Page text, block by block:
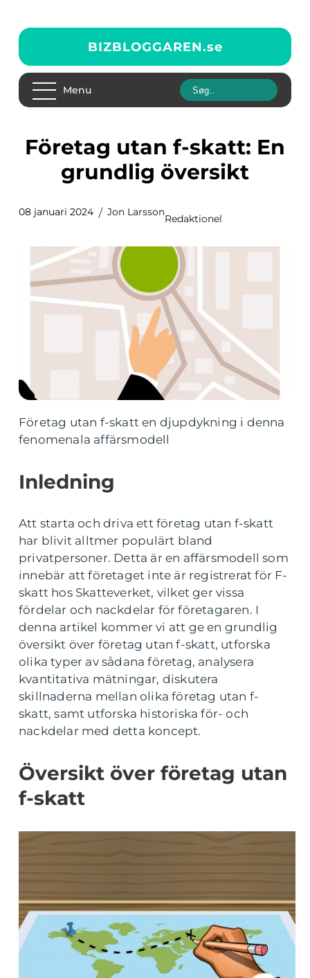
BIZBLOGGAREN.se
Menu
Företag utan f-skatt: En
grundlig översikt
08 januari 2024 Jon Larsson
Redaktionel
Företag utan f-skatt en djupdykning i denna
fenomenala affärsmodell
Inledning
Att starta och driva ett företag utan f-skatt
har blivit alltmer populärt bland
privatpersoner. Detta är en affärsmodell som
innebär att företaget inte är registrerat för F-
skatt hos Skatteverket, vilket ger vissa
fördelar och nackdelar för företagaren. I
denna artikel kommer vi att ge en grundlig
översikt över företag utan f-skatt, utforska
olika typer av sådana företag, analysera
kvantitativa mätningar, diskutera
skillnaderna mellan olika företag utan f-
skatt, samt utforska historiska för- och
nackdelar med detta koncept.
Översikt över företag utan
f-skatt